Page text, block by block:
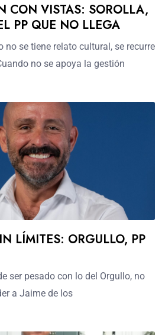
CON VISTAS: SOROLLA,
PP QUE NO LLEGA
no se tiene relato cultural, se recurre
no se apoya la gestión
LÍMITES: ORGULLO, PP
ser pesado con lo del Orgullo, no
a Jaime de los